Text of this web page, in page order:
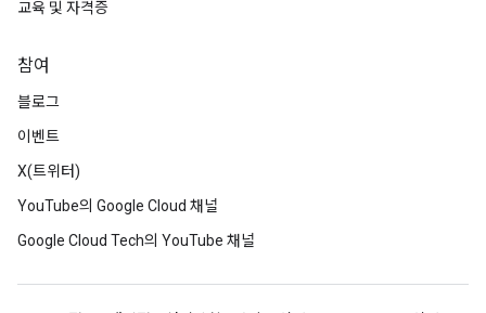
교육 및 자격증
참여
블로그
이벤트
X(트위터)
YouTube의 Google Cloud 채널
Google Cloud Tech의 YouTube 채널